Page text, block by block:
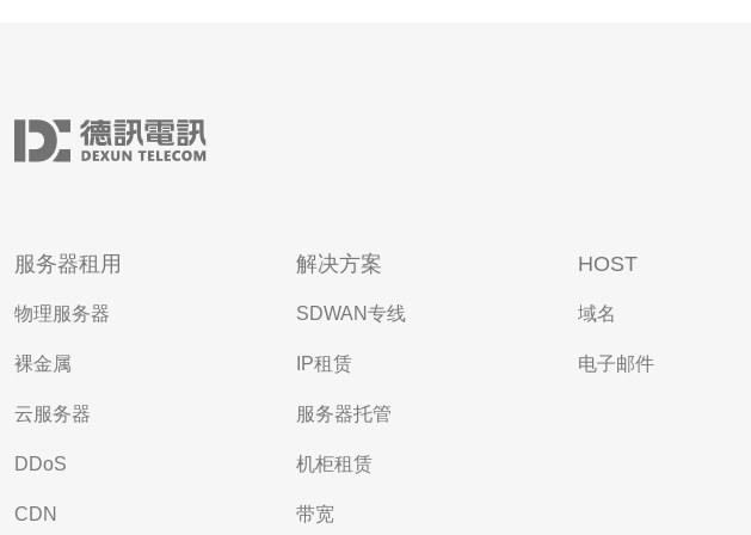
服务器租用
物理服务器
裸金属
云服务器
DDoS
CDN
解决方案
SDWAN专线
IP租赁
服务器托管
机柜租赁
带宽
HOST
域名
电子邮件